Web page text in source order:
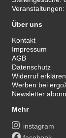
Über uns
Kontakt
Impressum
AGB
Datenschutz
Widerruf erklären
Werben bei
Newsletter
Mehr
instagram